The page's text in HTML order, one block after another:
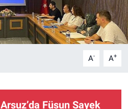
A- A+
Arsuz’da Füsun Sayek